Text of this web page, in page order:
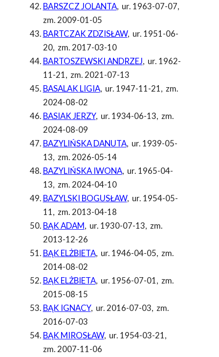
BARSZCZ JOLANTA, ur. 1963-07-07,
zm. 2009-01-05
BARTCZAK ZDZISŁAW, ur. 1951-06-
20, zm. 2017-03-10
BARTOSZEWSKI ANDRZEJ, ur. 1962-
11-21, zm. 2021-07-13
BASALAK LIGIA, ur. 1947-11-21, zm.
2024-08-02
BASIAK JERZY, ur. 1934-06-13, zm.
2024-08-09
BAZYLIŃSKA DANUTA, ur. 1939-05-
13, zm. 2026-05-14
BAZYLIŃSKA IWONA, ur. 1965-04-
13, zm. 2024-04-10
BAZYLSKI BOGUSŁAW, ur. 1954-05-
11, zm. 2013-04-18
BĄK ADAM, ur. 1930-07-13, zm.
2013-12-26
BĄK ELŻBIETA, ur. 1946-04-05, zm.
2014-08-02
BĄK ELŻBIETA, ur. 1956-07-01, zm.
2015-08-15
BĄK IGNACY, ur. 2016-07-03, zm.
2016-07-03
BĄK MIROSŁAW, ur. 1954-03-21,
zm. 2007-11-06